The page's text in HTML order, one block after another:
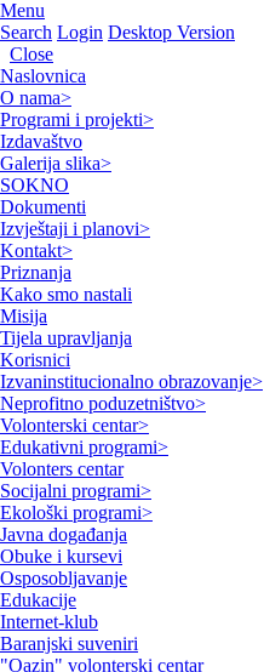
Menu
Search Login Desktop Version
Close
Naslovnica
O nama>
Programi i projekti>
Izdavaštvo
Galerija slika>
SOKNO
Dokumenti
Izvještaji i planovi>
Kontakt>
Priznanja
Kako smo nastali
Misija
Tijela upravljanja
Korisnici
Izvaninstitucionalno obrazovanje>
Neprofitno poduzetništvo>
Volonterski centar>
Edukativni programi>
Volonters centar
Socijalni programi>
Ekološki programi>
Javna događanja
Obuke i kursevi
Osposobljavanje
Edukacije
Internet-klub
Baranjski suveniri
"Oazin" volonterski centar